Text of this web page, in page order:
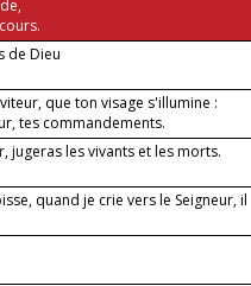
de Dieu
que ton visage s'illumine :
tes commandements.
jugeras les vivants et les morts.
quand je crie vers le Seigneur, il